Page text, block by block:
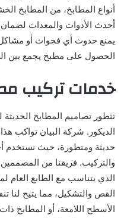
أنواع المطابخ، من المطابخ
أحدث الأدوات والمعدات
يمنع حدوث أي فجوات أو
الحصول على مطبخ يجمع بين
خدمات تركيب
تتطور تصاميم المطابخ
الديكور. شركة البيان تواكب
حديثة ومتطورة، حيث نستخدم
والتركيب. فريقنا من
الذي يتناسب مع الطابع العام
القص والتشكيل، مما يتيح لنا
الأسطح اللامعة، أو المطابخ